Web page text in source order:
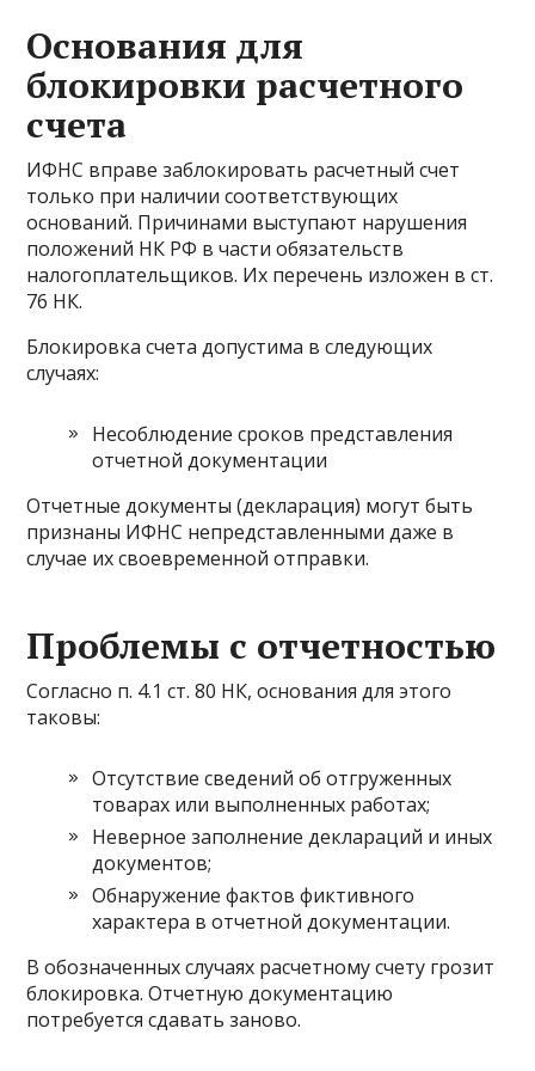
Основания для
блокировки расчетного
счета
ИФНС вправе заблокировать расчетный счет
только при наличии соответствующих
оснований. Причинами выступают нарушения
положений НК РФ в части обязательств
налогоплательщиков. Их перечень изложен в ст.
76 НК.
Блокировка счета допустима в следующих
случаях:
Несоблюдение сроков представления
отчетной документации
Отчетные документы (декларация) могут быть
признаны ИФНС непредставленными даже в
случае их своевременной отправки.
Проблемы с отчетностью
Согласно п. 4.1 ст. 80 НК, основания для этого
таковы:
Отсутствие сведений об отгруженных
товарах или выполненных работах;
Неверное заполнение деклараций и иных
документов;
Обнаружение фактов фиктивного
характера в отчетной документации.
В обозначенных случаях расчетному счету грозит
блокировка. Отчетную документацию
потребуется сдавать заново.